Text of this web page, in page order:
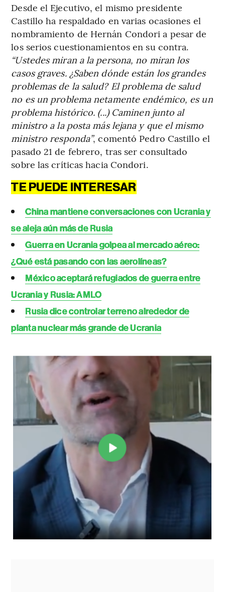
Desde el Ejecutivo, el mismo presidente
Castillo ha respaldado en varias ocasiones el
nombramiento de Hernán Condori a pesar de
los serios cuestionamientos en su contra.
“Ustedes miran a la persona, no miran los
casos graves. ¿Saben dónde están los grandes
problemas de la salud? El problema de salud
no es un problema netamente endémico, es un
problema histórico. (...) Caminen junto al
ministro a la posta más lejana y que el mismo
ministro responda”, comentó Pedro Castillo el
pasado 21 de febrero, tras ser consultado
sobre las críticas hacia Condori.
TE PUEDE INTERESAR
China mantiene conversaciones con Ucrania y
se aleja aún más de Rusia
Guerra en Ucrania golpea al mercado aéreo:
¿Qué está pasando con las aerolíneas?
México aceptará refugiados de guerra entre
Ucrania y Rusia: AMLO
Rusia dice controlar terreno alrededor de
planta nuclear más grande de Ucrania